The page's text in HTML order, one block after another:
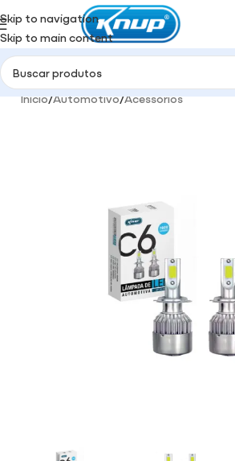
Skip to navigation
Skip to main content
Início/Automotivo/Acessórios